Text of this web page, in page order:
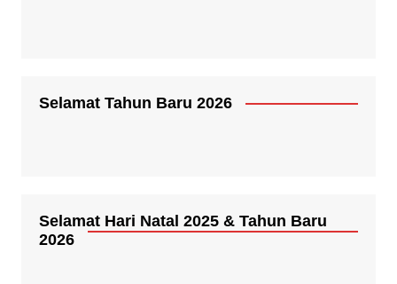
Selamat Tahun Baru 2026
Selamat Hari Natal 2025 & Tahun Baru
2026